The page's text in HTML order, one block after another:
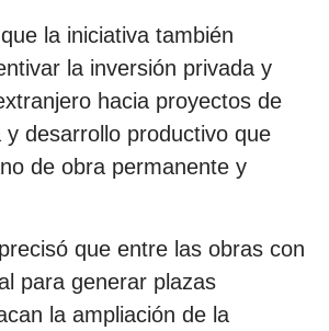
la iniciativa también
la inversión privada y
hacia proyectos de
desarrollo productivo que
de obra permanente y
que entre las obras con
para generar plazas
la ampliación de la